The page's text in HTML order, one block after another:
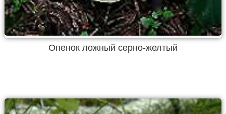
Опенок ложный серно-желтый